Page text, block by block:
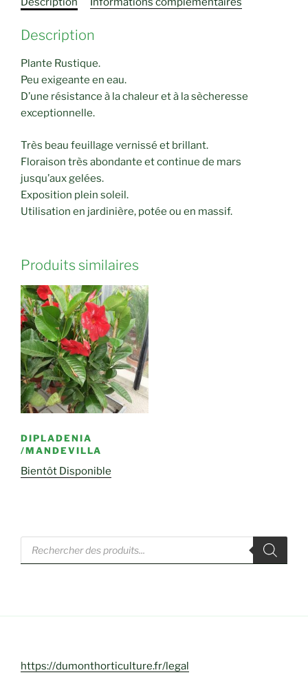
Description
Plante Rustique.
Peu exigeante en eau.
D’une résistance à la chaleur et à la sècheresse
exceptionnelle.
Très beau feuillage vernissé et brillant.
Floraison très abondante et continue de mars
jusqu’aux gelées.
Exposition plein soleil.
Utilisation en jardinière, potée ou en massif.
Produits similaires
DIPLADENIA
/MANDEVILLA
Bientôt Disponible
Recherche
produits
https://dumonthorticulture.fr/legal